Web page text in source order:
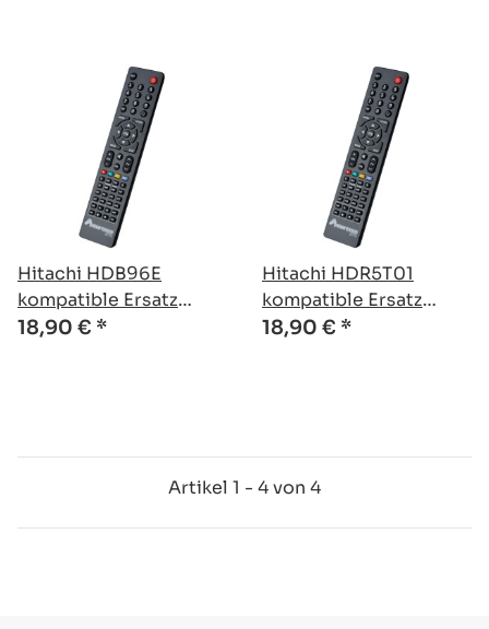
Hitachi HDB96E
kompatible Ersatz
Fernbedienung
18,90 € *
Hitachi HDR5T01
kompatible Ersatz
Fernbedienung
18,90 € *
Artikel 1 - 4 von 4